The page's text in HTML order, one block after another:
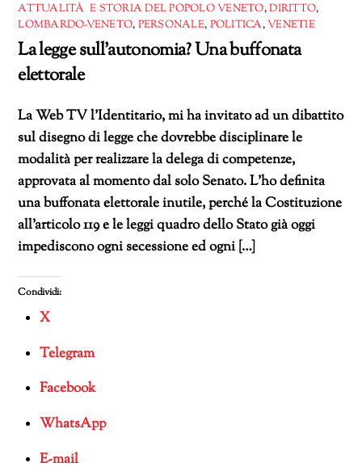
ATTUALITÀ E STORIA DEL POPOLO VENETO,DIRITTO,
LOMBARDO-VENETO, PERSONALE, POLITICA,VENETIE
La legge sull’autonomia? Una buffonata
elettorale
La Web TV l’Identitario, mi ha invitato ad un dibattito
sul disegno di legge che dovrebbe disciplinare le
modalità per realizzare la delega di competenze,
approvata al momento dal solo Senato. L’ho definita
una buffonata elettorale inutile, perché la Costituzione
all’articolo 119 e le leggi quadro dello Stato già oggi
impediscono ogni secessione ed ogni […]
Condividi:
X
Telegram
Facebook
WhatsApp
E-mail